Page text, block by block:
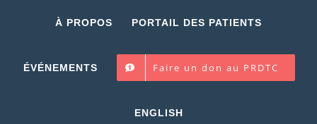
À PROPOS PORTAIL DES PATIENTS
ÉVÉNEMENTS Faire un don au PRDTC
ENGLISH